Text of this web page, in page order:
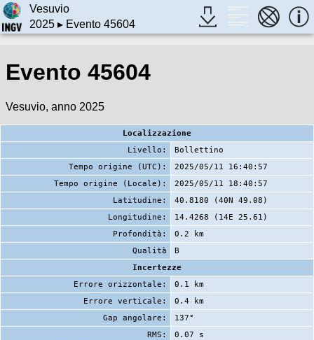
Vesuvio
2025▸ Evento 45604
Evento 45604
Vesuvio, anno 2025
Localizzazione
Livello:
Bollettino
Tempo origine (UTC):
2025/05/11 16:40:57
Tempo origine (Locale):
2025/05/11 18:40:57
Latitudine:
40.8180 (40N 49.08)
Longitudine:
14.4268 (14E 25.61)
Profondità:
0.2 km
Qualità
B
Incertezze
Errore orizzontale:
0.1 km
Errore verticale:
0.4 km
Gap angolare:
137°
RMS:
0.07 s